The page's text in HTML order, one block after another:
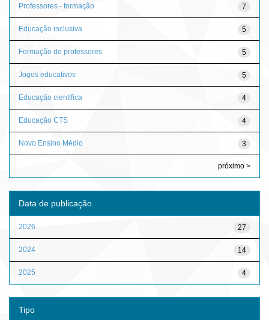
7
Professores - formação
5
Educação inclusiva
5
Formação de professores
5
Jogos educativos
4
Educação científica
4
Educação CTS
3
Novo Ensino Médio
próximo >
Data de publicação
27
2026
14
2024
4
2025
Tipo